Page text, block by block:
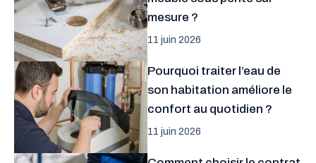
mesure ?
11 juin 2026
Pourquoi traiter l’eau de
son habitation améliore le
confort au quotidien ?
11 juin 2026